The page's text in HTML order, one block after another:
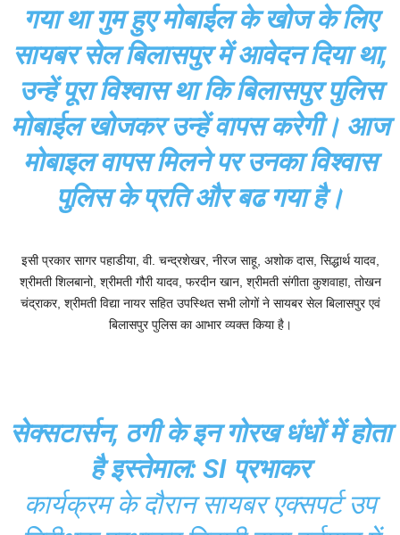
गया था गुम हुए मोबाईल के खोज के लिए
सायबर सेल बिलासपुर में आवेदन दिया था,
उन्हें पूरा विश्वास था कि बिलासपुर पुलिस
मोबाईल खोजकर उन्हें वापस करेगी। आज
मोबाइल वापस मिलने पर उनका विश्वास
पुलिस के प्रति और बढ गया है।
इसी प्रकार सागर पहाडीया, वी. चन्द्रशेखर, नीरज साहू, अशोक दास, सिद्धार्थ यादव,
श्रीमती शिलबानो, श्रीमती गौरी यादव, फरदीन खान, श्रीमती संगीता कुशवाहा, तोखन
चंद्राकर, श्रीमती विद्या नायर सहित उपस्थित सभी लोगों ने सायबर सेल बिलासपुर एवं
बिलासपुर पुलिस का आभार व्यक्त किया है।
सेक्सटार्सन, ठगी के इन गोरख धंधों में होता
है इस्तेमाल: SI प्रभाकर
कार्यक्रम के दौरान सायबर एक्सपर्ट उप